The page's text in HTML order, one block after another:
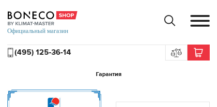
(495) 125-36-14
Гарантия